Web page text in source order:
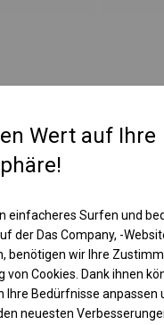
gegen starke Windböen
kann sowohl in ganzjährigen
verwendet werden.
Einzelheiten
Plane ändern
Wert auf Ihre
einfacheres Surfen und
der Das Company, -
benötigen wir Ihre
von Cookies. Dank ihnen
Ihre Bedürfnisse anpassen
neuesten